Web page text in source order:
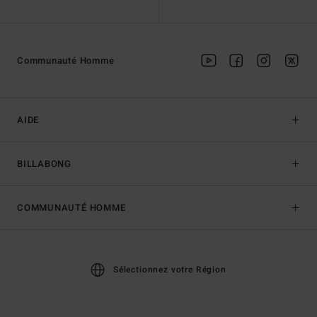
AIDE
BILLABONG
Communauté Homme
COMMUNAUTÉ HOMME
Sélectionnez votre Région